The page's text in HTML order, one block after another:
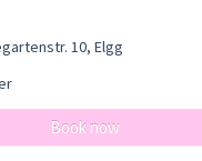
10, Elgg
Book now